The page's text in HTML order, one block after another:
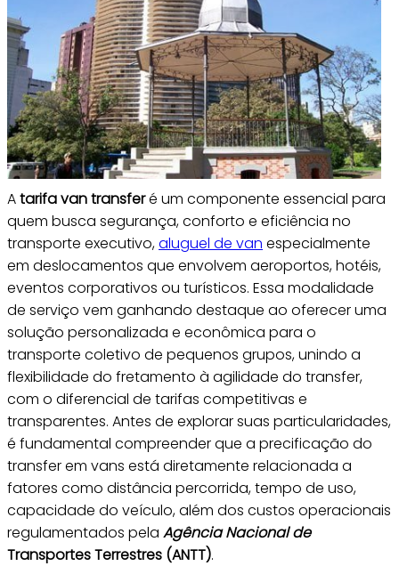
Atarifa van transferé um componente essencial para
quem busca segurança, conforto e eficiência no
transporte executivo,aluguel de van especialmente
em deslocamentos que envolvem aeroportos, hotéis,
eventos corporativos ou turísticos. Essa modalidade
de serviço vem ganhando destaque ao oferecer uma
solução personalizada e econômica para o
transporte coletivo de pequenos grupos, unindo a
flexibilidade do fretamento à agilidade do transfer,
com o diferencial de tarifas competitivas e
transparentes. Antes de explorar suas particularidades,
é fundamental compreender que a precificação do
transfer em vans está diretamente relacionada a
fatores como distância percorrida, tempo de uso,
capacidade do veículo, além dos custos operacionais
regulamentados pela Agência Nacional de
Transportes Terrestres (ANTT).